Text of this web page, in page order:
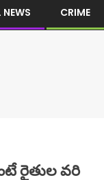
NEWS CRIME
రైతుల వరి